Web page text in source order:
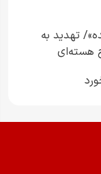
تهدید به
هسته‌ای